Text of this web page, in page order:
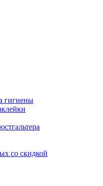
гигиены
со скидкой